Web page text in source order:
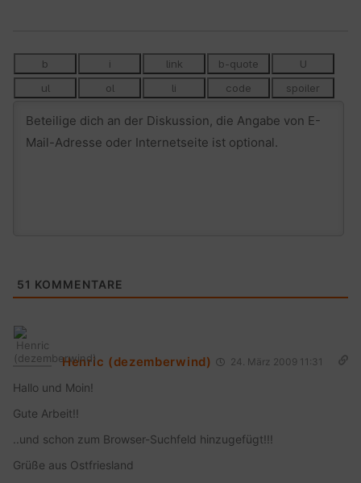
51 KOMMENTARE
Henric (dezemberwind) 24. März 2009 11:31
Hallo und Moin!
Gute Arbeit!!
..und schon zum Browser-Suchfeld hinzugefügt!!!
Grüße aus Ostfriesland